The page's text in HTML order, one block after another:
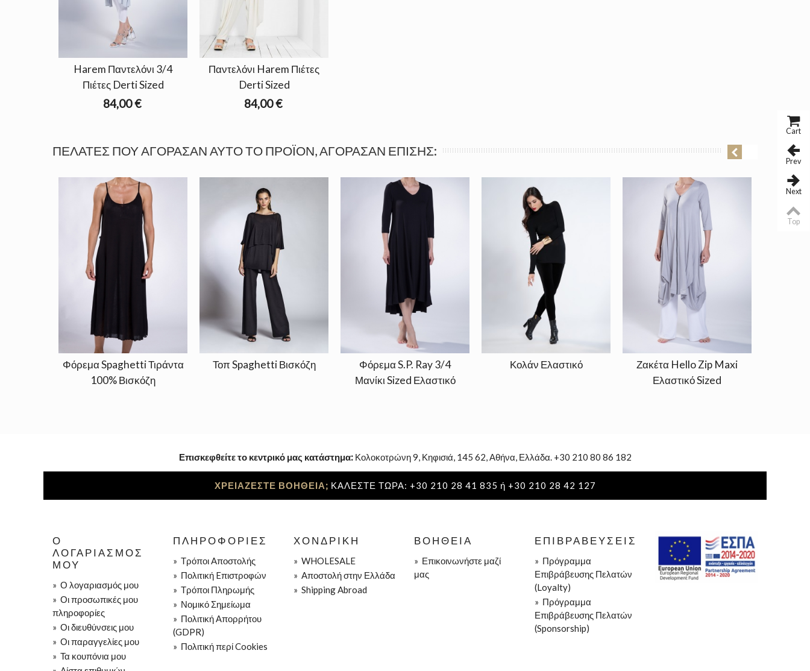
Harem Παντελόνι 3/4
Πιέτες Derti Sized
84,00 €
Παντελόνι Harem Πιέτες
Derti Sized
84,00 €
ΠΕΛΆΤΕΣ ΠΟΥ ΑΓΌΡΑΣΑΝ ΑΥΤΌ ΤΟ ΠΡΟΪΌΝ, ΑΓΌΡΑΣΑΝ ΕΠΊΣΗΣ:
Φόρεμα Spaghetti Τιράντα
100% Βισκόζη
Τοπ Spaghetti Βισκόζη
Φόρεμα S.P. Ray 3/4
Μανίκι Sized Ελαστικό
Κολάν Ελαστικό
Ζακέτα Hello Zip Maxi
Ελαστικό Sized
Επισκεφθείτε το κεντρικό μας κατάστημα:Κολοκοτρώνη 9, Κηφισιά, 145 62, Αθήνα, Ελλάδα. +30 210 80 86 182
ΧΡΕΙΑΖΕΣΤΕ ΒΟΗΘΕΙΑ; ΚΑΛΕΣΤΕ ΤΩΡΑ: +30 210 28 41 835 ή +30 210 28 42 127
Ο
ΛΟΓΑΡΙΑΣΜΌΣ
ΜΟΥ
» Ο λογαριασμός μου
» Οι προσωπικές μου
πληροφορίες
» Οι διευθύνσεις μου
» Οι παραγγελίες μου
» Τα κουπόνια μου
ΠΛΗΡΟΦΟΡΊΕΣ
» Τρόποι Aποστολής
» Πολιτική Eπιστροφών
» Τρόποι Πληρωμής
» Νομικό Σημείωμα
» Πολιτική Απορρήτου
(GDPR)
» Πολιτική περί Cookies
ΧΟΝΔΡΙΚΉ
» WHOLESALE
» Aποστολή στην Ελλάδα
» Shipping Abroad
ΒΟΉΘΕΙΑ
» Επικοινωνήστε μαζί
μας
ΕΠΙΒΡΑΒΕΎΣΕΙΣ
» Πρόγραμμα
Επιβράβευσης Πελατών
(Loyalty)
» Πρόγραμμα
Επιβράβευσης Πελατών
(Sponsorship)
Cart
Prev
Next
Top